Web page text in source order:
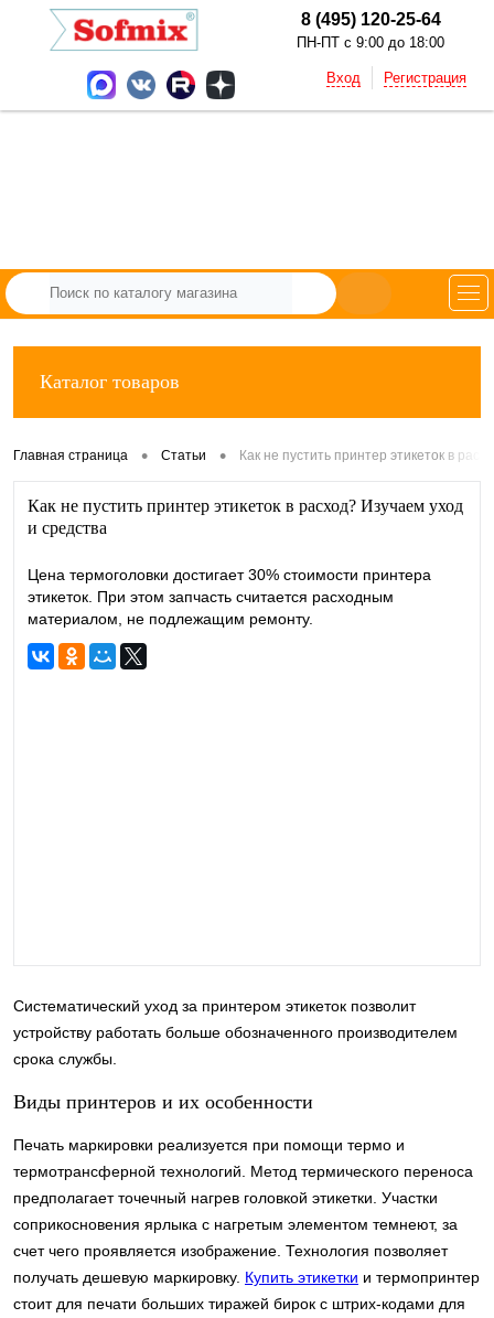
8 (495) 120-25-64
ПН-ПТ с 9:00 до 18:00
Вход Регистрация
Каталог товаров
Главная страница • Статьи • Как не пустить принтер этикеток в
Как не пустить принтер этикеток в расход? Изучаем уход
и средства
Цена термоголовки достигает 30% стоимости принтера
этикеток. При этом запчасть считается расходным
материалом, не подлежащим ремонту.
Систематический уход за принтером этикеток позволит
устройству работать больше обозначенного производителем
срока службы.
Виды принтеров и их особенности
Печать маркировки реализуется при помощи термо и
термотрансферной технологий. Метод термического переноса
предполагает точечный нагрев головкой этикетки. Участки
соприкосновения ярлыка с нагретым элементом темнеют, за
счет чего проявляется изображение. Технология позволяет
получать дешевую маркировку. Купить этикетки и термопринтер
стоит для печати больших тиражей бирок с штрих-кодами для